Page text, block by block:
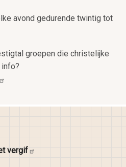
avond gedurende twintig tot
groepen die christelijke
vergif